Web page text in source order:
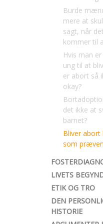
Burde
mere at
sagt, når det
kommer til
Hvis man
ung til at
er abort så
okay?
det ikke at
barnet?
Bliver abort
som
LIVETS
ETIK OG TRO
DEN
HISTORIE